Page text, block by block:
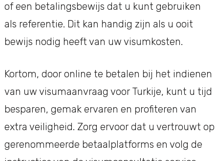
of een betalingsbewijs dat u kunt gebruiken
als referentie. Dit kan handig zijn als u ooit
bewijs nodig heeft van uw visumkosten.
Kortom, door online te betalen bij het indienen
van uw visumaanvraag voor Turkije, kunt u tijd
besparen, gemak ervaren en profiteren van
extra veiligheid. Zorg ervoor dat u vertrouwt op
gerenommeerde betaalplatforms en volg de